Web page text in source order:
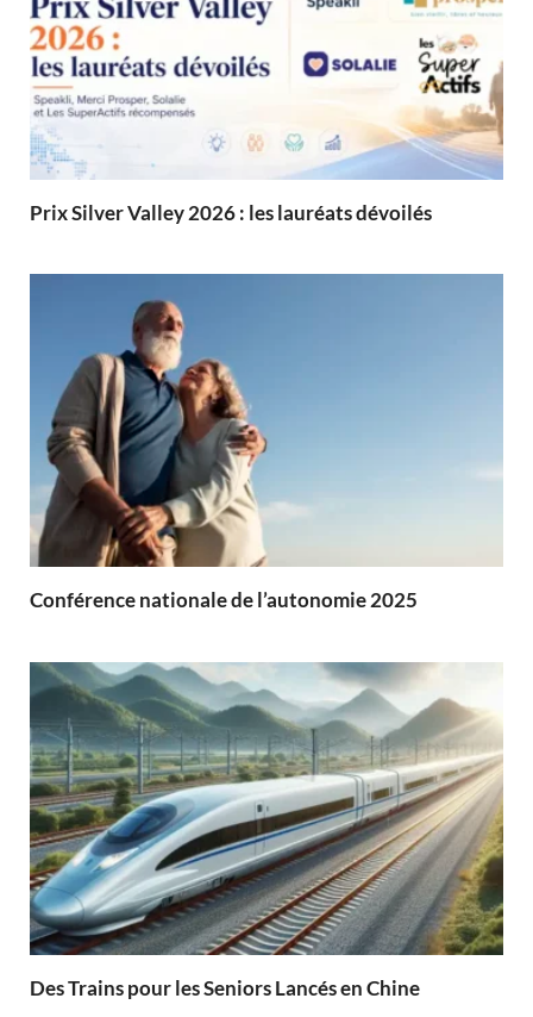
Prix Silver Valley 2026 : les lauréats dévoilés
Conférence nationale de l’autonomie 2025
Des Trains pour les Seniors Lancés en Chine